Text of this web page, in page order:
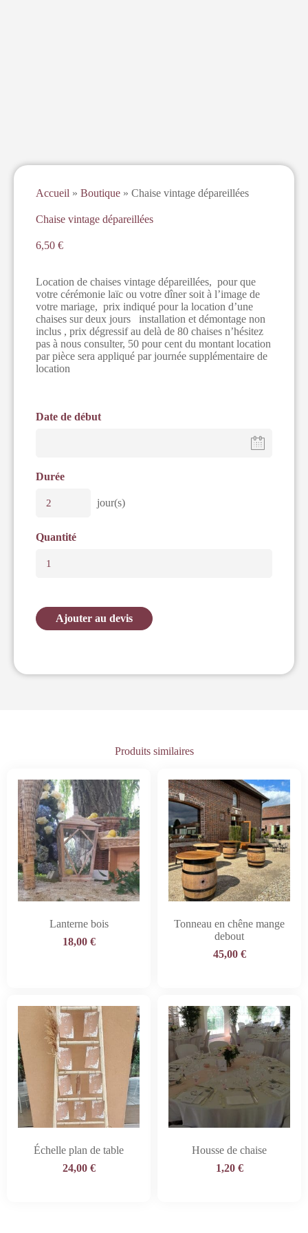
Accueil » Boutique » Chaise vintage dépareillées
Chaise vintage dépareillées
6,50 €
Location de chaises vintage dépareillées, pour que
votre cérémonie laïc ou votre dîner soit à l’image de
votre mariage, prix indiqué pour la location d’une
chaises sur deux jours installation et démontage non
inclus , prix dégressif au delà de 80 chaises n’hésitez
pas à nous consulter, 50 pour cent du montant location
par pièce sera appliqué par journée supplémentaire de
location
Date de début
Durée
jour(s)
Quantité
Ajouter au devis
Produits similaires
Lanterne bois
18,00 €
Tonneau en chêne mange
debout
45,00 €
Échelle plan de table
24,00 €
Housse de chaise
1,20 €